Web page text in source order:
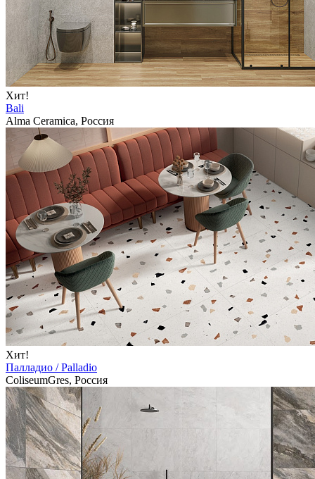
Хит!
Bali
Alma Ceramica, Россия
Хит!
Палладио / Palladio
ColiseumGres, Россия